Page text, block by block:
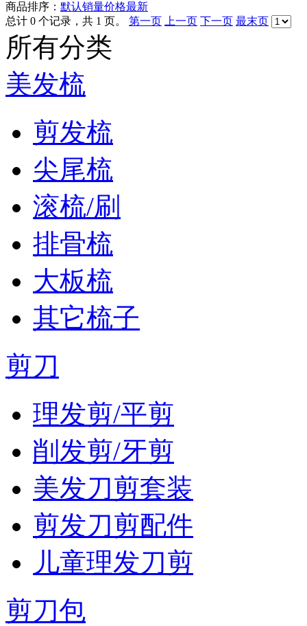
商品排序： 默认销量价格最新
总计 0 个记录，共 1 页。 第一页 上一页 下一页 最末页
所有分类
美发梳
剪发梳
尖尾梳
滚梳/刷
排骨梳
大板梳
其它梳子
剪刀
理发剪/平剪
削发剪/牙剪
美发刀剪套装
剪发刀剪配件
儿童理发刀剪
剪刀包